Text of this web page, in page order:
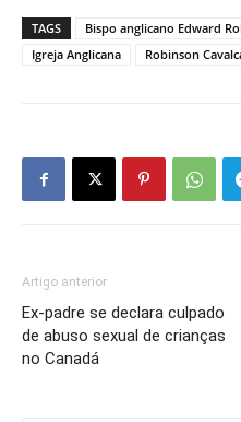
TAGS
Bispo anglicano Edward
Igreja Anglicana
Robinson
Artigo anterior
Ex-padre se declara culpado
de abuso sexual de crianças
no Canadá